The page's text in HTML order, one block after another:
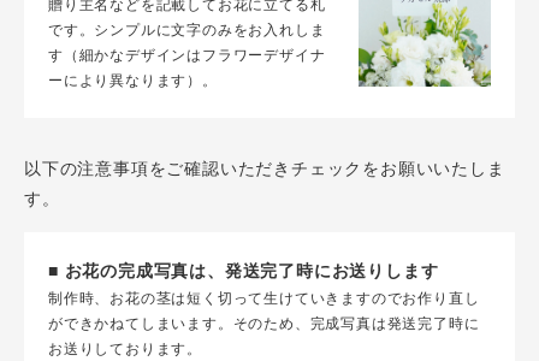
贈り主名などを記載してお花に立てる札
です。シンプルに文字のみをお入れしま
す（細かなデザインはフラワーデザイナ
ーにより異なります）。
以下の注意事項をご確認いただきチェックをお願いいたしま
す。
■ お花の完成写真は、発送完了時にお送りします
制作時、お花の茎は短く切って生けていきますのでお作り直し
ができかねてしまいます。そのため、完成写真は発送完了時に
お送りしております。